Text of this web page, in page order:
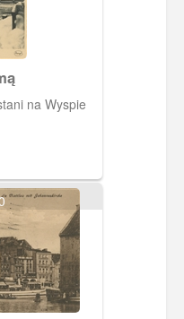
na Wyspie